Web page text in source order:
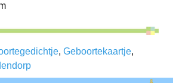
, Geboortekaartje,